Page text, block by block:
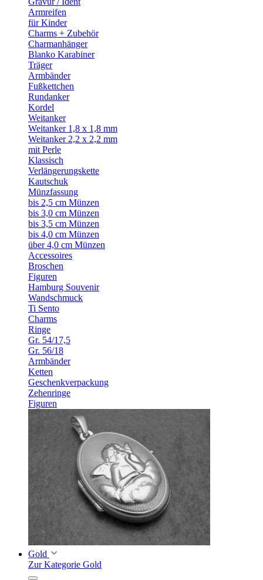
Armreifen
für Kinder
Charms + Zubehör
Charmanhänger
Blanko Karabiner
Träger
Armbänder
Fußkettchen
Rundanker
Kordel
Weitanker
Weitanker 1,8 x 1,8 mm
Weitanker 2,2 x 2,2 mm
mit Perle
Klassisch
Verlängerungskette
Kautschuk
Münzfassung
bis 2,5 cm Münzen
bis 3,0 cm Münzen
bis 3,5 cm Münzen
bis 4,0 cm Münzen
über 4,0 cm Münzen
Accessoires
Broschen
Figuren
Hamburg Souvenir
Wandschmuck
Ti Sento
Charms
Ringe
Gr. 54/17,5
Gr. 56/18
Armbänder
Ketten
Geschenkverpackung
Zehenringe
Figuren
Gold
Zur Kategorie Gold